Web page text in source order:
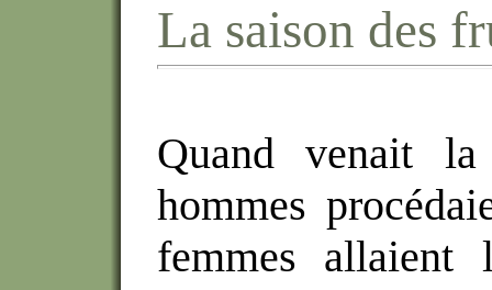
La saison des
Quand venait
hommes
femmes